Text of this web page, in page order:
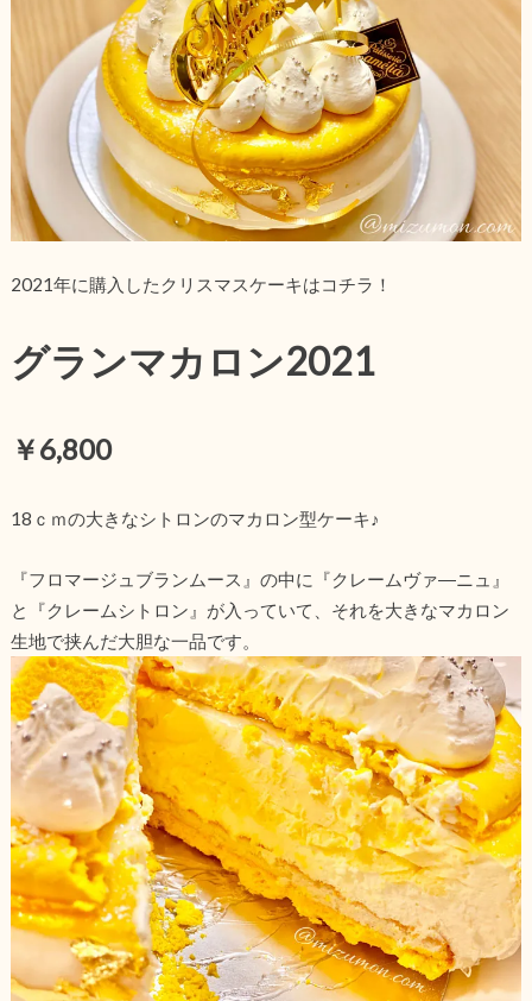
2021年に購入したクリスマスケーキはコチラ！
グランマカロン2021
￥6,800
18ｃｍの大きなシトロンのマカロン型ケーキ♪
『フロマージュブランムース』の中に『クレームヴァ―ニュ』
と『クレームシトロン』が入っていて、それを大きなマカロン
生地で挟んだ大胆な一品です。